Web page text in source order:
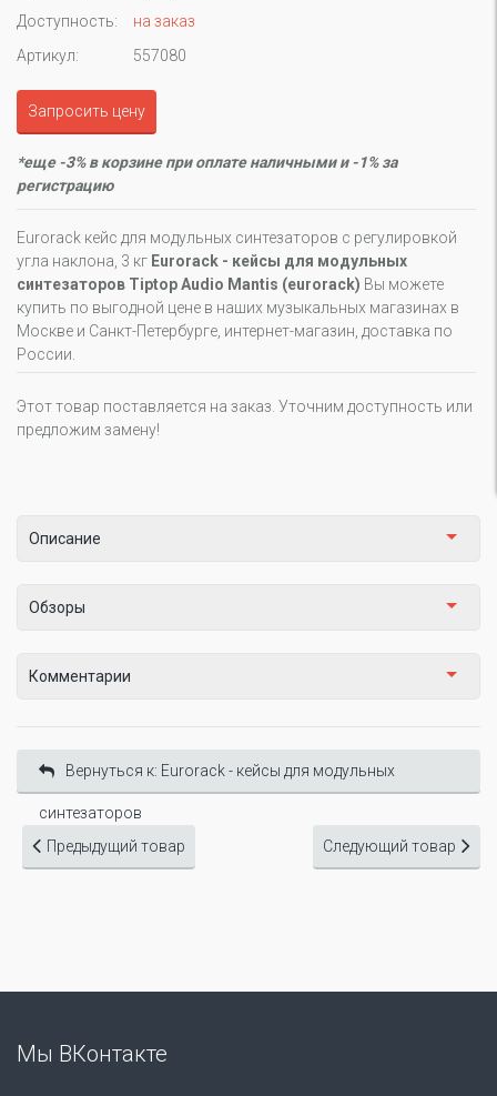
Доступность:
на заказ
Артикул:
557080
Запросить цену
*еще -3% в корзине при оплате наличными и -1% за
регистрацию
Eurorack кейс для модульных синтезаторов с регулировкой
угла наклона, 3 кг Eurorack - кейсы для модульных
синтезаторов Tiptop Audio Mantis (eurorack) Вы можете
купить по выгодной цене в наших музыкальных магазинах в
Москве и Санкт-Петербурге, интернет-магазин, доставка по
России.
Этот товар поставляется на заказ. Уточним доступность или
предложим замену!
Описание
Обзоры
Комментарии
Вернуться к: Eurorack - кейсы для модульных
синтезаторов
Предыдущий товар
Следующий товар
Мы ВКонтакте